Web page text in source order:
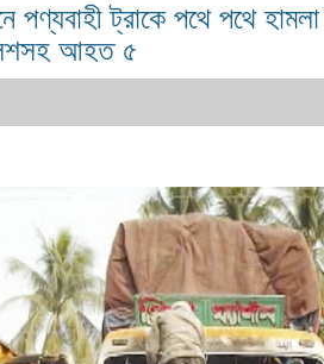
পণ্যবাহী ট্রাকে পথে পথে
আহত ৫